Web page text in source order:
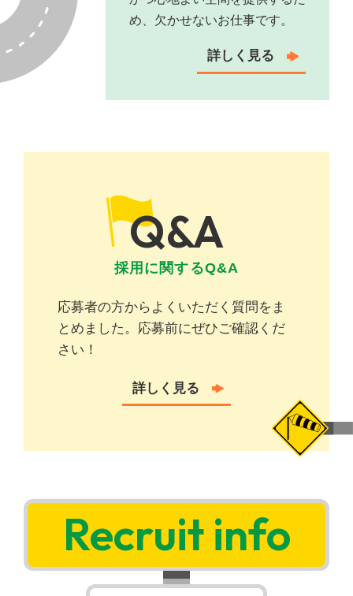
め、欠かせないお仕事です。
詳しく⾒る
Q&A
採⽤に関するQ&A
応募者の方からよくいただく質問をま
とめました。 応募前にぜひご確認くだ
さい！
詳しく⾒る
Recruit info